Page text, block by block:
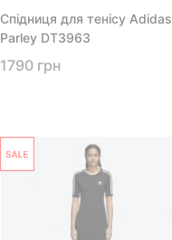
Спідниця для тенісу Adidas
Parley DT3963
1790 грн